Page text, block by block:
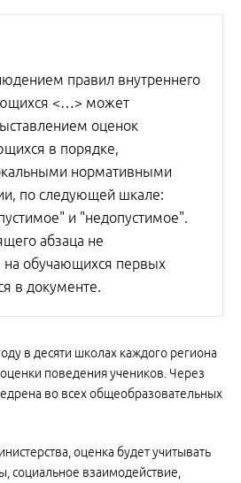
правил внутреннего
<…> может
оценок
в порядке,
нормативными
по следующей шкале:
и "недопустимое".
абзаца не
на обучающихся первых
в документе.
в десяти школах каждого региона
поведения учеников. Через
во всех общеобразовательных
оценка будет учитывать
социальное взаимодействие,